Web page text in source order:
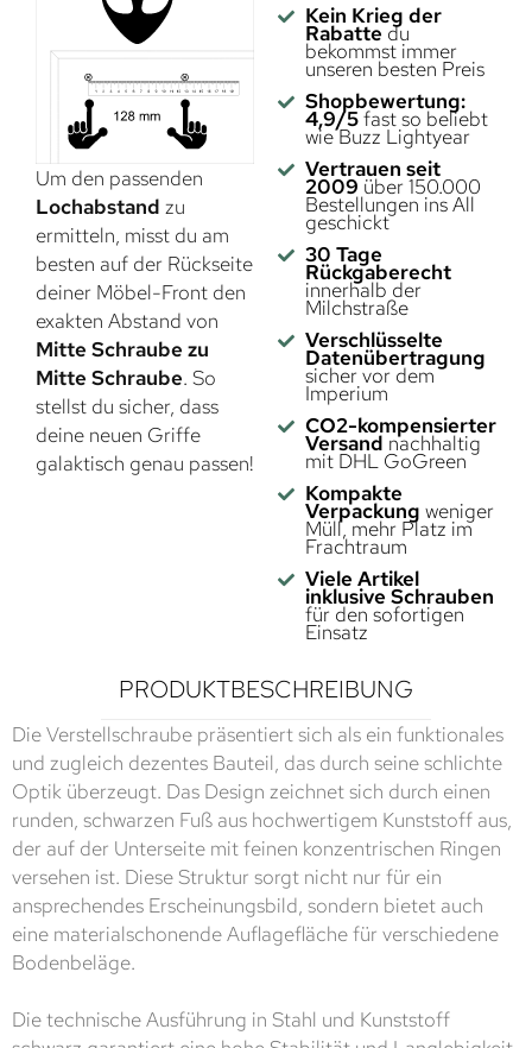
Um den passenden
Lochabstand zu
ermitteln, misst du am
besten auf der Rückseite
deiner Möbel-Front den
exakten Abstand von
Mitte Schraube zu
Mitte Schraube. So
stellst du sicher, dass
deine neuen Griffe
galaktisch genau passen!
Kein Krieg der
Rabatte du
bekommst immer
unseren besten Preis
Shopbewertung:
4,9/5fast so beliebt
wie Buzz Lightyear
Vertrauen seit
2009 über 150.000
Bestellungen ins All
geschickt
30 Tage
Rückgaberecht
innerhalb der
Milchstraße
Verschlüsselte
Datenübertragung
sicher vor dem
Imperium
CO2-kompensierter
Versand nachhaltig
mit DHL GoGreen
Kompakte
Verpackung weniger
Müll, mehr Platz im
Frachtraum
Viele Artikel
inklusive Schrauben
für den sofortigen
Einsatz
PRODUKTBESCHREIBUNG
Die Verstellschraube präsentiert sich als ein funktionales
und zugleich dezentes Bauteil, das durch seine schlichte
Optik überzeugt. Das Design zeichnet sich durch einen
runden, schwarzen Fuß aus hochwertigem Kunststoff aus,
der auf der Unterseite mit feinen konzentrischen Ringen
versehen ist. Diese Struktur sorgt nicht nur für ein
ansprechendes Erscheinungsbild, sondern bietet auch
eine materialschonende Auflagefläche für verschiedene
Bodenbeläge.
Die technische Ausführung in Stahl und Kunststoff